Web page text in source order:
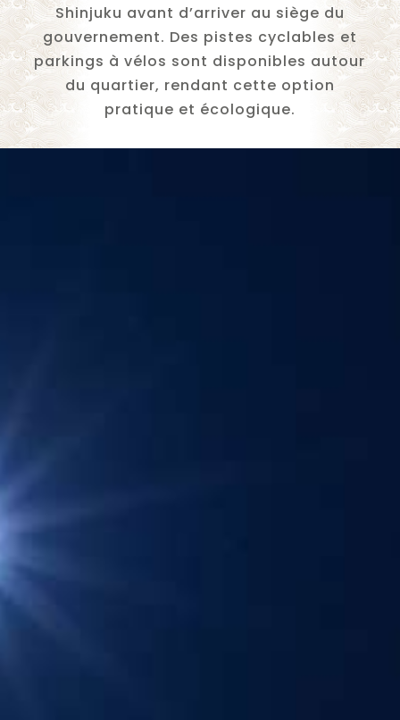
Shinjuku avant d’arriver au siège du
gouvernement. Des pistes cyclables et
parkings à vélos sont disponibles autour
du quartier, rendant cette option
pratique et écologique.